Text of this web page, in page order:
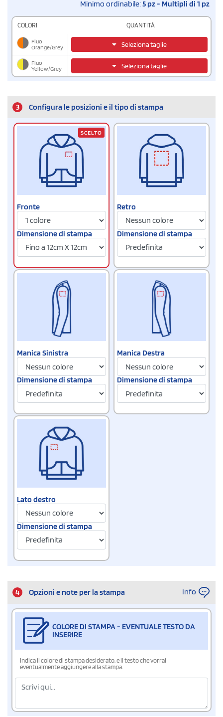
Minimo ordinabile:5 pz - Multipli di 1 pz
COLORI QUANTITÀ
Fluo
Orange/Grey
Seleziona taglie
Fluo
Yellow/Grey
Seleziona taglie
3 Configura le posizioni e il tipo di stampa
Fronte
Dimensione di stampa
SCELTO
Retro
Dimensione di stampa
Manica Sinistra
Dimensione di stampa
Manica Destra
Dimensione di stampa
Lato destro
Dimensione di stampa
4 Opzioni e note per la stampa Info
COLORE DI STAMPA - EVENTUALE TESTO DA
INSERIRE
Indica il colore di stampa desiderato, e il testo che vorrai
eventualmente aggiungere alla stampa.